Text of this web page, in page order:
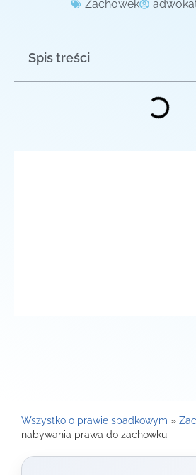
Zachowek
Spis treści
Wszystko o prawie spadkowym »
nabywania prawa do zachowku